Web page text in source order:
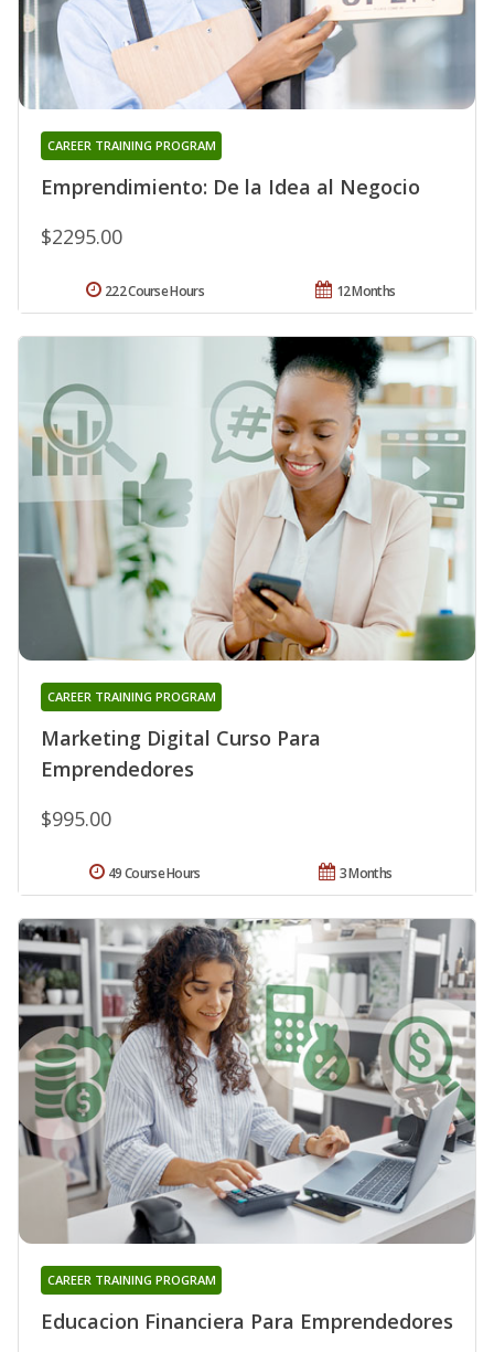
Emprendimiento: De la Idea al Negocio
CAREER TRAINING PROGRAM
$2295.00
12 Months
222 Course Hours
Marketing Digital Curso Para
Emprendedores
CAREER TRAINING PROGRAM
$995.00
3 Months
49 Course Hours
Educacion Financiera Para Emprendedores
CAREER TRAINING PROGRAM